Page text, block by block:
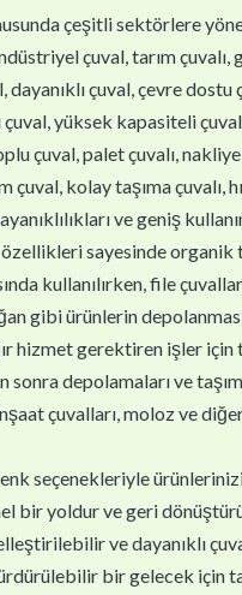
çeşitli sektörlere
çuval, tarım
dayanıklı çuval, çevre
yüksek kapasiteli
çuval, palet çuvalı,
çuval, kolay taşıma
ve geniş
özellikleri sayesinde
kullanılırken, file
gibi ürünlerin
hizmet gerektiren işler
depolamaları ve
çuvalları, moloz ve
seçenekleriyle
bir yoldur ve geri
ve dayanıklı
bir gelecek için